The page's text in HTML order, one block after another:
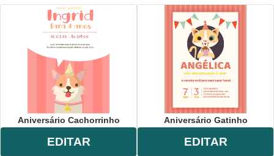
Aniversário Cachorrinho
EDITAR
Aniversário Gatinho
EDITAR